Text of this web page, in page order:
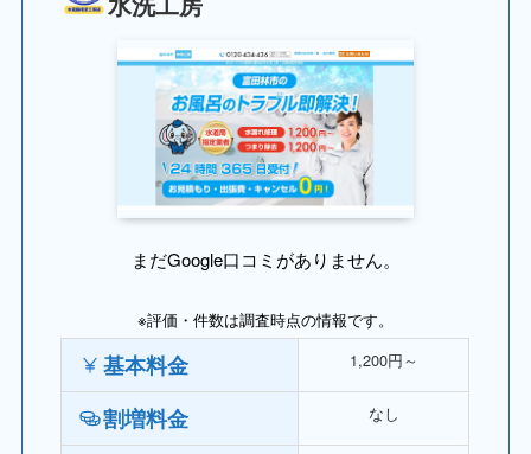
まだGoogle口コミがありません。
※評価・件数は調査時点の情報です。
基本料金 1,200円～
割増料金 なし